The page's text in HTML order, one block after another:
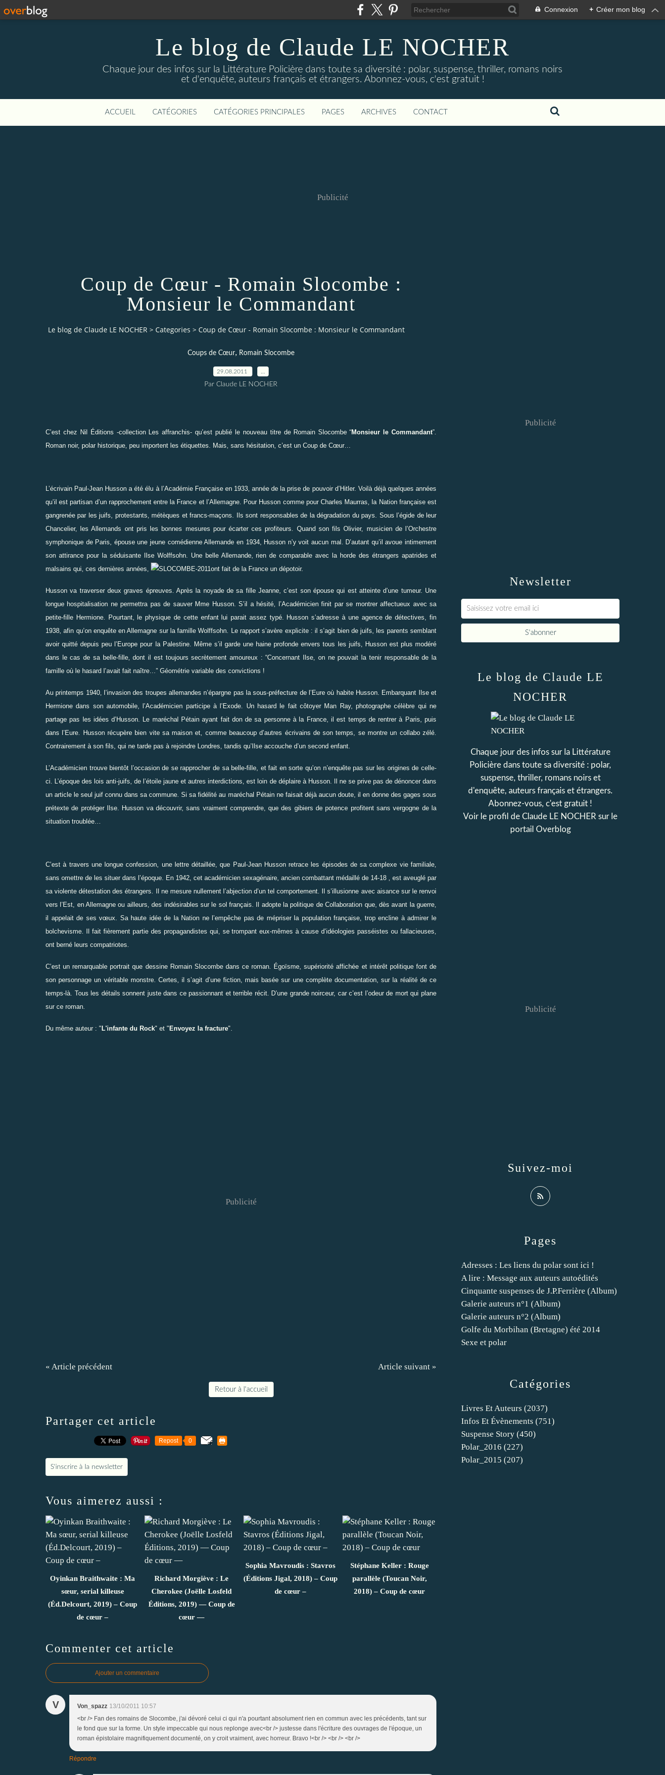
Connexion + Créer mon blog
Le blog de Claude LE NOCHER
Chaque jour des infos sur la Littérature Policière dans toute sa diversité : polar, suspense, thriller, romans noirs
et d'enquête, auteurs français et étrangers. Abonnez-vous, c'est gratuit !
ACCUEIL CATÉGORIES CATÉGORIES PRINCIPALES PAGES ARCHIVES CONTACT
Publicité
Coup de Cœur - Romain Slocombe :
Monsieur le Commandant
Le blog de Claude LE NOCHER > Categories > Coup de Cœur - Romain Slocombe : Monsieur le Commandant
Coups de Cœur, Romain Slocombe
29.08.2011
Par Claude LE NOCHER
C’est chez Nil Éditions -collection Les affranchis- qu’est publié le nouveau titre de Romain Slocombe “Monsieur le Commandant”
Roman noir, polar historique, peu importent les étiquettes. Mais, sans hésitation, c’est un Coup de Cœur…
L’écrivain Paul-Jean Husson a été élu à l’Académie Française en 1933, année de la prise de pouvoir d’Hitler. Voilà déjà quelques années
qu’il est partisan d’un rapprochement entre la France et l’Allemagne. Pour Husson comme pour Charles Maurras, la Nation française est
gangrenée par les juifs, protestants, métèques et francs-maçons. Ils sont responsables de la dégradation du pays. Sous l’égide de leur
Chancelier, les Allemands ont pris les bonnes mesures pour écarter ces profiteurs. Quand son fils Olivier, musicien de l’Orchestre
symphonique de Paris, épouse une jeune comédienne Allemande en 1934, Husson n’y voit aucun mal. D’autant qu’il avoue intimement
son attirance pour la séduisante Ilse Wolffsohn. Une belle Allemande, rien de comparable avec la horde des étrangers apatrides et
malsains qui, ces dernières années,
ont fait de la France un dépotoir.
Husson va traverser deux graves épreuves. Après la noyade de sa fille Jeanne, c’est son épouse qui est atteinte d’une tumeur. Une
longue hospitalisation ne permettra pas de sauver Mme Husson. S’il a hésité, l’Académicien finit par se montrer affectueux avec sa
petite-fille Hermione. Pourtant, le physique de cette enfant lui parait assez typé. Husson s’adresse à une agence de détectives, fin
1938, afin qu’on enquête en Allemagne sur la famille Wolffsohn. Le rapport s’avère explicite : il s’agit bien de juifs, les parents semblant
avoir quitté depuis peu l’Europe pour la Palestine. Même s’il garde une haine profonde envers tous les juifs, Husson est plus modéré
dans le cas de sa belle-fille, dont il est toujours secrètement amoureux :“Concernant Ilse, on ne pouvait la tenir responsable de la
famille où le hasard l’avait fait naître… ” Géométrie variable des convictions !
Au printemps 1940, l’invasion des troupes allemandes n’épargne pas la sous-préfecture de l’Eure où habite Husson. Embarquant Ilse et
Hermione dans son automobile, l’Académicien participe à l’Exode. Un hasard le fait côtoyer Man Ray, photographe célèbre qui ne
partage pas les idées d’Husson. Le maréchal Pétain ayant fait don de sa personne à la France, il est temps de rentrer à Paris, puis
dans l’Eure. Husson récupère bien vite sa maison et, comme beaucoup d’autres écrivains de son temps, se montre un collabo zélé.
Contrairement à son fils, qui ne tarde pas à rejoindre Londres, tandis qu’Ilse accouche d’un second enfant.
L’Académicien trouve bientôt l’occasion de se rapprocher de sa belle-fille, et fait en sorte qu’on n’enquête pas sur les origines de celle-
ci. L’époque des lois anti-juifs, de l’étoile jaune et autres interdictions, est loin de déplaire à Husson. Il ne se prive pas de dénoncer dans
un article le seul juif connu dans sa commune. Si sa fidélité au maréchal Pétain ne faisait déjà aucun doute, il en donne des gages sous
prétexte de protéger Ilse. Husson va découvrir, sans vraiment comprendre, que des gibiers de potence profitent sans vergogne de la
situation troublée…
C’est à travers une longue confession, une lettre détaillée, que Paul-Jean Husson retrace les épisodes de sa complexe vie familiale,
sans omettre de les situer dans l’époque. En 1942, cet académicien sexagénaire, ancien combattant médaillé de 14-18 , est aveuglé par
sa violente détestation des étrangers. Il ne mesure nullement l’abjection d’un tel comportement. Il s’illusionne avec aisance sur le renvoi
vers l’Est, en Allemagne ou ailleurs, des indésirables sur le sol français. Il adopte la politique de Collaboration que, dès avant la guerre,
il appelait de ses vœux. Sa haute idée de la Nation ne l’empêche pas de mépriser la population française, trop encline à admirer le
bolchevisme. Il fait fièrement partie des propagandistes qui, se trompant eux-mêmes à cause d’idéologies passéistes ou fallacieuses,
ont berné leurs compatriotes.
C’est un remarquable portrait que dessine Romain Slocombe dans ce roman. Égoïsme, supériorité affichée et intérêt politique font de
son personnage un véritable monstre. Certes, il s’agit d’une fiction, mais basée sur une complète documentation, sur la réalité de ce
temps-là. Tous les détails sonnent juste dans ce passionnant et terrible récit. D’une grande noirceur, car c’est l’odeur de mort qui plane
sur ce roman.
Du même auteur : " L'infante du Rock" et " Envoyez la fracture".
Publicité
« Article précédent Article suivant »
Retour à l'accueil
Partager cet article
Repost 0
S'inscrire à la newsletter
Vous aimerez aussi :
Oyinkan Braithwaite : Ma
sœur, serial killeuse
(Éd.Delcourt, 2019) – Coup
de cœur –
Richard Morgiève : Le
Cherokee (Joëlle Losfeld
Éditions, 2019) — Coup de
cœur —
Sophia Mavroudis : Stavros
(Éditions Jigal, 2018) – Coup
de cœur –
Stéphane Keller : Rouge
parallèle (Toucan Noir,
2018) – Coup de cœur
Commenter cet article
Ajouter un commentaire
V Von_spazz 13/10/2011 10:57
<br /> Fan des romains de Slocombe, j'ai dévoré celui ci qui n'a pourtant absolument rien en commun avec les précédents, tant sur
le fond que sur la forme. Un style impeccable qui nous replonge avec<br /> justesse dans l'écriture des ouvrages de l'époque, un
roman épistolaire magnifiquement documenté, on y croit vraiment, avec horreur. Bravo !<br /> <br /> <br />
Répondre
Newsletter
Publicité
Catégories
Livres Et Auteurs (2037)
Infos Et Évènements (751)
Suspense Story (450)
Polar_2016 (227)
Polar_2015 (207)
Pages
Adresses : Les liens du polar sont ici !
A lire : Message aux auteurs autoédités
Cinquante suspenses de J.P.Ferrière (Album)
Galerie auteurs n°1 (Album)
Galerie auteurs n°2 (Album)
Golfe du Morbihan (Bretagne) été 2014
Sexe et polar
Le blog de Claude LE
NOCHER
Chaque jour des infos sur la Littérature
Policière dans toute sa diversité : polar,
suspense, thriller, romans noirs et
d'enquête, auteurs français et étrangers.
Abonnez-vous, c'est gratuit !
Voir le profil de Claude LE NOCHER sur le
portail Overblog
Suivez-moi
Publicité